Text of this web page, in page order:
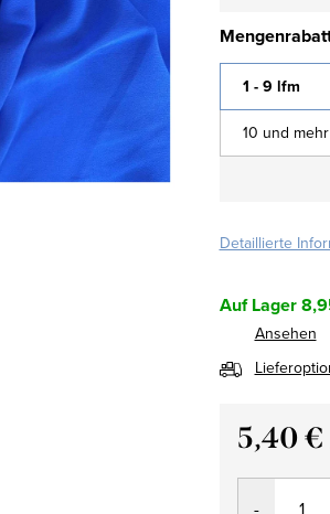
1 - 9 lfm
10 und
Detaillierte
Auf Lager
Ansehen
5,40 €